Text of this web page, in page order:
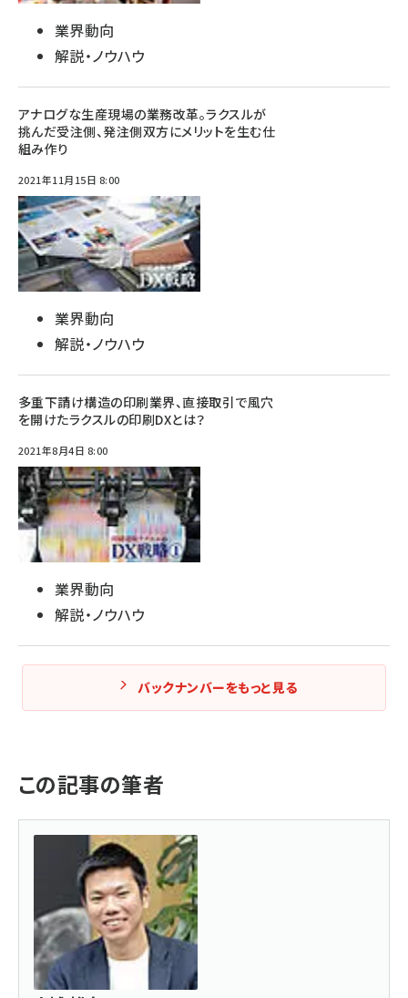
業界動向
解説・ノウハウ
アナログな生産現場の業務改革。ラクスルが
挑んだ受注側、発注側双方にメリットを生む仕
組み作り
2021年11月15日 8:00
業界動向
解説・ノウハウ
多重下請け構造の印刷業界、直接取引で風穴
を開けたラクスルの印刷DXとは？
2021年8月4日 8:00
業界動向
解説・ノウハウ
バックナンバーをもっと見る
この記事の筆者